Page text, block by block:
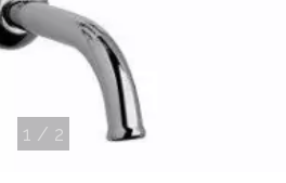
1 / 2